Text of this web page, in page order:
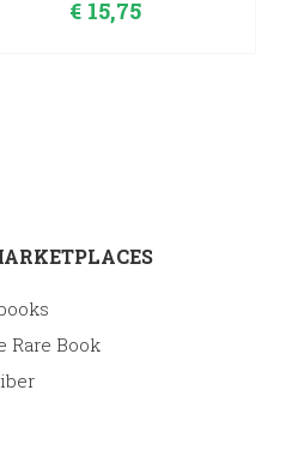
€15,75
Rare Book